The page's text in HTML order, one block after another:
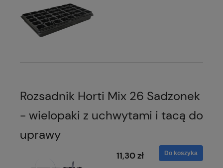
Rozsadnik Horti Mix 26 Sadzonek
- wielopaki z uchwytami i tacą do
uprawy
11,30 zł Do koszyka